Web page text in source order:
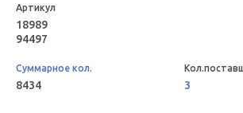
18989
94497
8434 3